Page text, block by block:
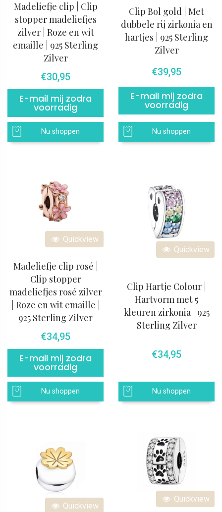
Madeliefje clip | Clip
stopper madeliefjes
zilver | Roze en wit
emaille | 925 Sterling
Zilver
€30,95
E-mail mij zodra
voorradig
Nu shoppen
Clip Bol gold | Met
dubbele rij zirkonia en
hartjes | 925 Sterling
Zilver
€39,95
E-mail mij zodra
voorradig
Nu shoppen
Quickview
Madeliefje clip rosé |
Clip stopper
madeliefjes rosé zilver
| Roze en wit emaille |
925 Sterling Zilver
€34,95
E-mail mij zodra
voorradig
Nu shoppen
Quickview
Clip Hartje Colour |
Hartvorm met 5
kleuren zirkonia | 925
Sterling Zilver
€34,95
Nu shoppen
Quickview
Quickview